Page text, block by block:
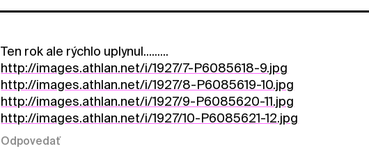
Ten rok ale rýchlo uplynul.........
http://images.athlan.net/i/1927/7-P6085618-9.jpg
http://images.athlan.net/i/1927/8-P6085619-10.jpg
http://images.athlan.net/i/1927/9-P6085620-11.jpg
http://images.athlan.net/i/1927/10-P6085621-12.jpg
Odpovedať